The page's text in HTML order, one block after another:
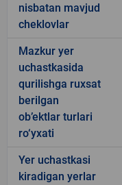
nisbatan mavjud
cheklovlar
Mazkur yer
uchastkasida
qurilishga ruxsat
berilgan
ob’ektlar turlari
ro‘yxati
Yer uchastkasi
kiradigan yerlar